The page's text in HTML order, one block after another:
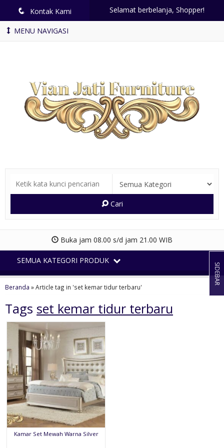
q Kontak Kami Selamat berbelanja, Shopper!
MENU NAVIGASI
Cari
Buka jam 08.00 s/d jam 21.00 WIB
SEMUA KATEGORI PRODUK
Beranda »Article tag in 'set kemar tidur terbaru'
Tags set kemar tidur terbaru
Kamar Set Mewah Warna Silver
SIDEBAR